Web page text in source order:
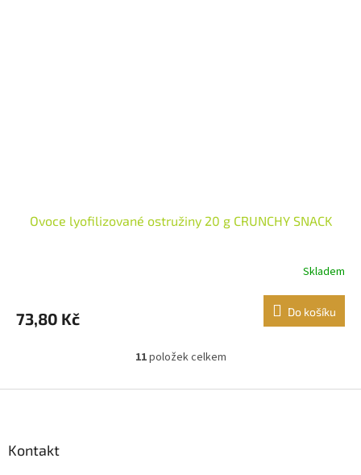
Ovoce lyofilizované ostružiny 20 g CRUNCHY SNACK
Skladem
73,80 Kč Do košíku
O
l
11položek celkem
Kontakt